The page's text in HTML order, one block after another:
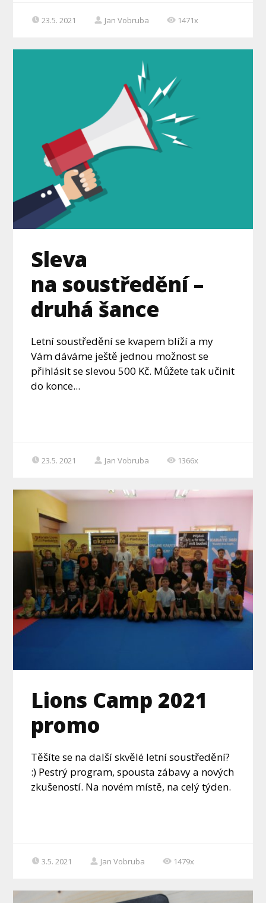
23.5. 2021 Jan Vobruba 1471x
Sleva
na soustředění –
druhá šance
Letní soustředění se kvapem blíží a my
Vám dáváme ještě jednou možnost se
přihlásit se slevou 500 Kč. Můžete tak učinit
do konce...
23.5. 2021 Jan Vobruba 1366x
Lions Camp 2021
promo
Těšíte se na další skvělé letní soustředění?
:) Pestrý program, spousta zábavy a nových
zkušeností. Na novém místě, na celý týden.
3.5. 2021 Jan Vobruba 1479x